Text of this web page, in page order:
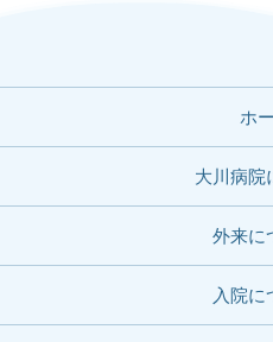
ホ
大川病院
外来に
入院に